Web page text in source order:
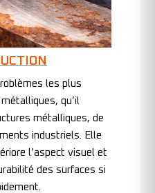
les plus
qu’il
métalliques, de
industriels. Elle
l’aspect visuel et
des surfaces si